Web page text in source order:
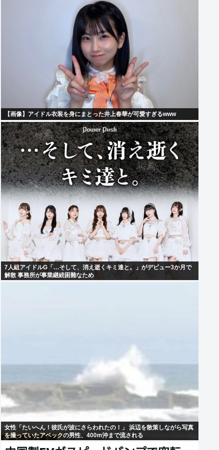
【画像】アイドル衣装を身にまとった井上春華が可愛すぎるwww
7人組アイドルG「…そして、消え逝くキミ達と。」がデビュー3か月で
解散 事務所が事業継続困難なため
女性「たいへん！彼氏が波にさらわれたの！」 浜辺を散策しながら写真
を撮っていたアベックの男性、400m沖まで流される